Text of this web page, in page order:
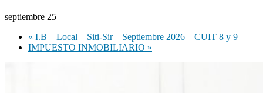
septiembre 25
« I.B – Local – Siti-Sir – Septiembre 2026 – CUIT 8 y 9
IMPUESTO INMOBILIARIO »